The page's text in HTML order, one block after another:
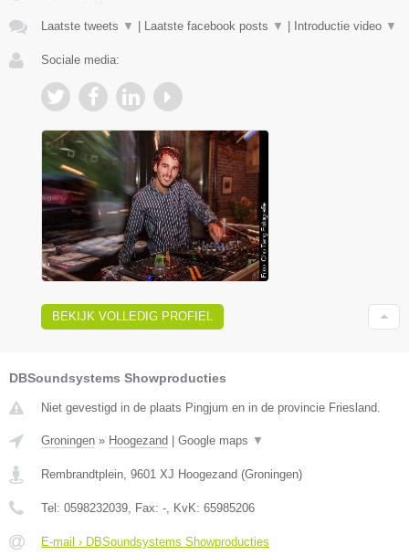
Laatste tweets ▼ Laatste facebook posts ▼ Introductie video ▼
Sociale media:
BEKIJK VOLLEDIG PROFIEL
DBSoundsystems Showproducties
Niet gevestigd in de plaats Pingjum en in de provincie Friesland.
Groningen » Hoogezand | Google maps ▼
Rembrandtplein 9601 XJ Hoogezand (Groningen)
Tel: 0598232039 , Fax: - , KvK: 65985206
E-mail › DBSoundsystems Showproducties